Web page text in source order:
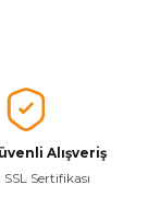
Alışveriş
Sertifikası